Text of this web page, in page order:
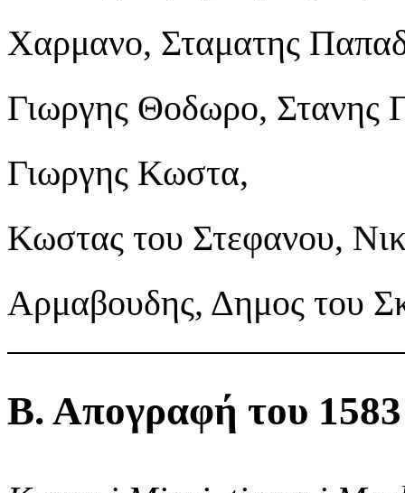
Χαρμανο, Σταματης
Γιωργης Θοδωρο, Στανης
Γιωργης Κωστα,
Κωστας του Στεφανου,
Αρμαβουδης, Δημος του
Β. Απογραφή του 1583